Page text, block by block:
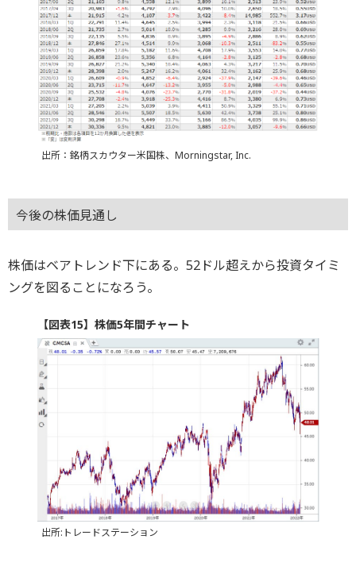
出所：銘柄スカウター米国株、Morningstar, Inc.
今後の株価見通し
株価はベアトレンド下にある。52ドル超えから投資タイミ
ングを図ることになろう。
【図表15】株価5年間チャート
出所:トレードステーション